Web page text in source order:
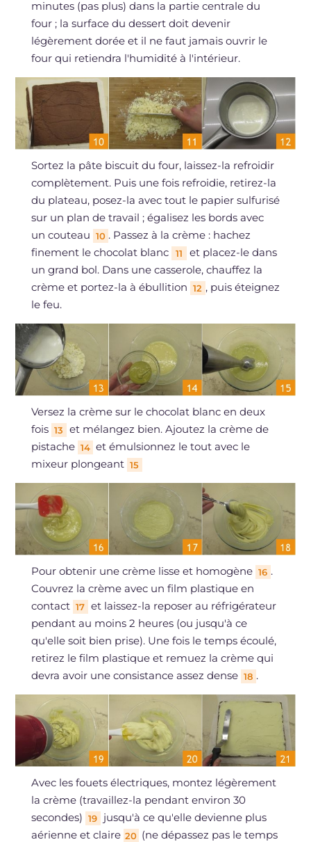
minutes (pas plus) dans la partie centrale du
four ; la surface du dessert doit devenir
légèrement dorée et il ne faut jamais ouvrir le
four qui retiendra l'humidité à l'intérieur.
Sortez la pâte biscuit du four, laissez-la refroidir
complètement. Puis une fois refroidie, retirez-la
du plateau, posez-la avec tout le papier sulfurisé
sur un plan de travail ; égalisez les bords avec
un couteau 10 . Passez à la crème : hachez
finement le chocolat blanc
11
et placez-le dans
un grand bol. Dans une casserole, chauffez la
crème et portez-la à ébullition 12 , puis éteignez
le feu.
Versez la crème sur le chocolat blanc en deux
fois 13
et mélangez bien. Ajoutez la crème de
pistache 14 et émulsionnez le tout avec le
mixeur plongeant 15
Pour obtenir une crème lisse et homogène 16 .
Couvrez la crème avec un film plastique en
contact 17 et laissez-la reposer au réfrigérateur
pendant au moins 2 heures (ou jusqu'à ce
qu'elle soit bien prise). Une fois le temps écoulé,
retirez le film plastique et remuez la crème qui
devra avoir une consistance assez dense 18 .
Avec les fouets électriques, montez légèrement
la crème (travaillez-la pendant environ 30
secondes) 19
jusqu'à ce qu'elle devienne plus
aérienne et claire 20 (ne dépassez pas le temps